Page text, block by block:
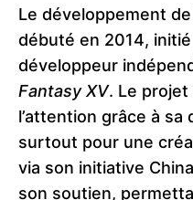
Le développement de
débuté en 2014,
développeur
Fantasy XV. Le
l’attention grâce à
surtout pour une
via son initiative
son soutien,